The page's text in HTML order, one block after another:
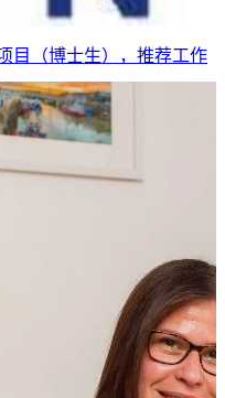
目（博士生），推荐工作